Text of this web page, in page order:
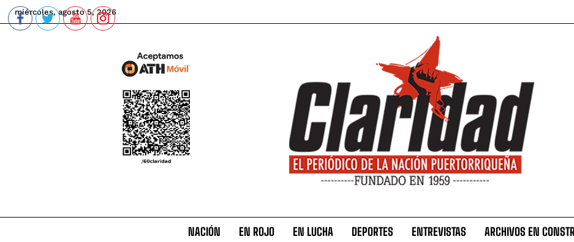
miércoles, agosto 5, 2026
NACIÓN EN ROJO EN LUCHA DEPORTES ENTREVISTAS ARCHIVOS EN